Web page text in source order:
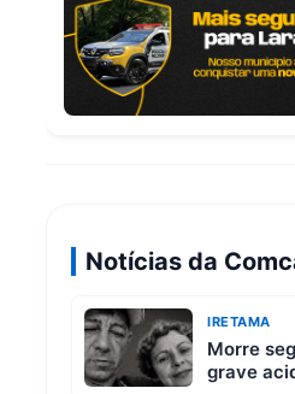
Notícias da
IRETAMA
Morre
grave